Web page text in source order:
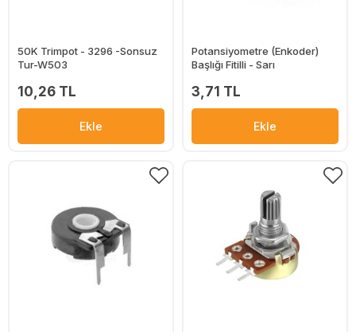
50K Trimpot - 3296 -Sonsuz
Tur-W503
10,26 TL
Ekle
Potansiyometre (Enkoder)
Başlığı Fitilli - Sarı
3,71 TL
Ekle